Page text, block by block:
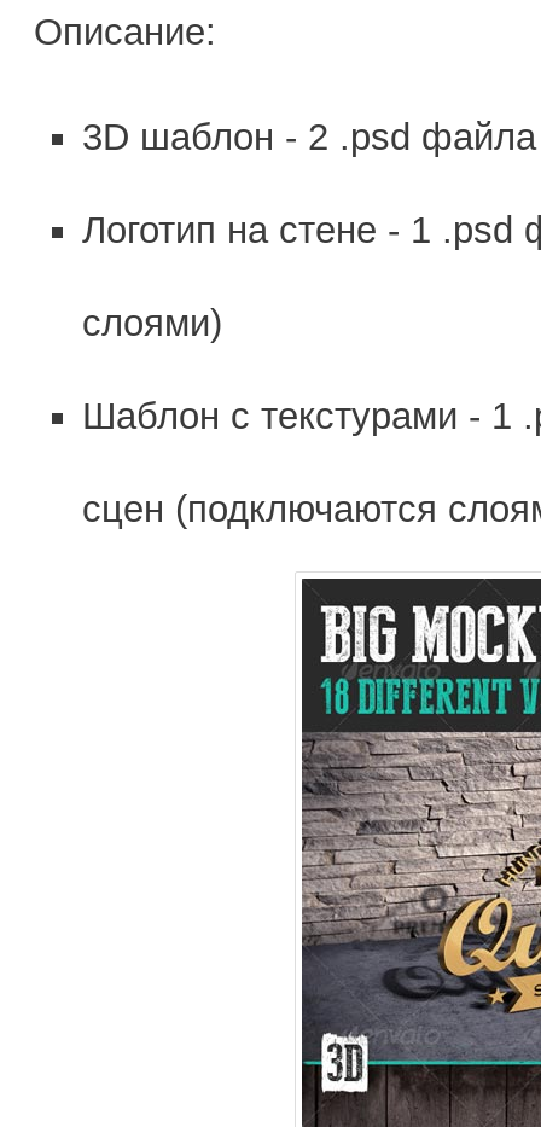
Описание:
​3D шаблон - 2 .psd
Логотип на стене - 1
слоями)
Шаблон с текстурами - 1
сцен (подключаются